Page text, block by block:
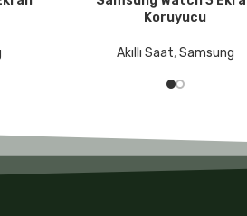
Koruyucu
Akıllı Saat,Samsung